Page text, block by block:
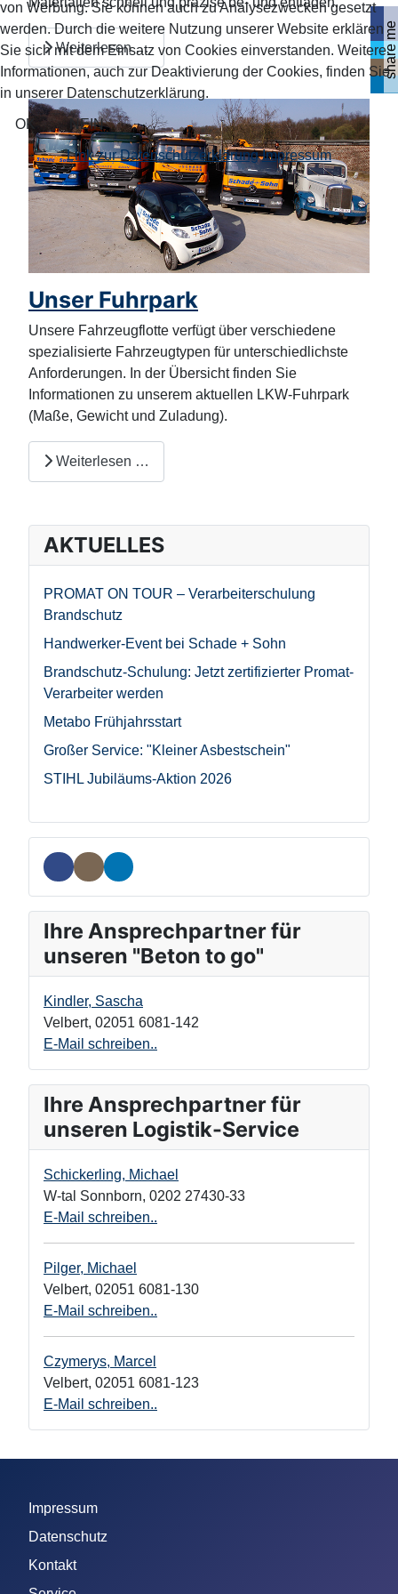
Weiterlesen …
Unser Fuhrpark
Unsere Fahrzeugflotte verfügt über verschiedene
spezialisierte Fahrzeugtypen für unterschiedlichste
Anforderungen. In der Übersicht finden Sie
Informationen zu unserem aktuellen LKW-Fuhrpark
(Maße, Gewicht und Zuladung).
Weiterlesen …
AKTUELLES
PROMAT ON TOUR – Verarbeiterschulung
Brandschutz
Handwerker-Event bei Schade + Sohn
Brandschutz-Schulung: Jetzt zertifizierter Promat-
Verarbeiter werden
Metabo Frühjahrsstart
Großer Service: "Kleiner Asbestschein"
STIHL Jubiläums-Aktion 2026
Ihre Ansprechpartner für
unseren "Beton to go"
Kindler, Sascha
Velbert, 02051 6081-142
E-Mail schreiben..
Ihre Ansprechpartner für
unseren Logistik-Service
Schickerling, Michael
W-tal Sonnborn, 0202 27430-33
E-Mail schreiben..
Pilger, Michael
Velbert, 02051 6081-130
E-Mail schreiben..
Czymerys, Marcel
Velbert, 02051 6081-123
E-Mail schreiben..
Impressum
Datenschutz
Kontakt
share me
von Werbung. Sie können auch zu Analysezwecken gesetzt
werden. Durch die weitere Nutzung unserer Website erklären
Sie sich mit dem Einsatz von Cookies einverstanden. Weitere
Informationen, auch zur Deaktivierung der Cookies, finden Sie
in unserer Datenschutzerklärung.
OK NEIN
Link zur Datenschutzerklärung Impressum